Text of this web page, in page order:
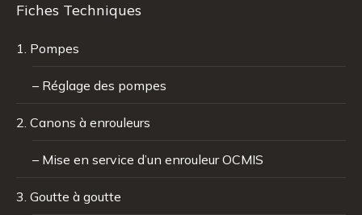
Fiches Techniques
1. Pompes
– Réglage des pompes
2. Canons à enrouleurs
– Mise en service d’un enrouleur OCMIS
3. Goutte à goutte